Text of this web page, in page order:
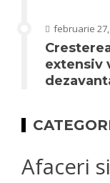
februarie 27,
extensiv
Afaceri